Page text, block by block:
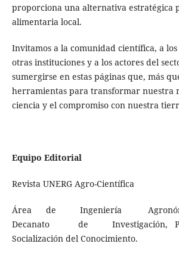
proporciona una alternativa estratégica
alimentaria local.
Invitamos a la comunidad científica, a
otras instituciones y a los actores del
sumergirse en estas páginas que, más
herramientas para transformar nuestra
ciencia y el compromiso con nuestra
Equipo Editorial
Revista UNERG Agro-Científica
Área de Ingeniería
Decanato de Investigación,
Socialización del Conocimiento.